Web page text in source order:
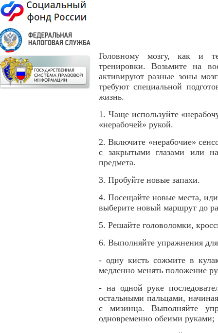
Головному мозгу, как и
тренировки. Возьмите на
активируют разные зоны
требуют специальной
жизнь.
1. Чаще используйте
«нерабочей» рукой.
2. Включите «нерабочие»
с закрытыми глазами или
предмета.
3. Пробуйте новые запахи.
4. Посещайте новые места,
выберите новый маршрут до
5. Решайте головоломки,
6. Выполняйте упражнения
- одну кисть сожмите в
медленно менять положение
- на одной руке
остальными пальцами,
с мизинца. Выполняйте
одновременно обеими руками;